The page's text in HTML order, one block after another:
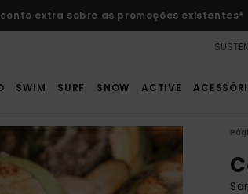
extra sobre as promoções existentes*
SWIM SURF SNOW ACTIVE